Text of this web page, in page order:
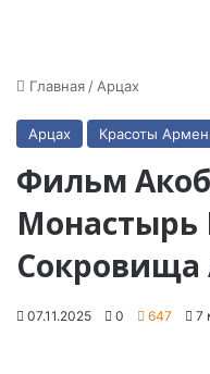
Главная / Арцах
Арцах Красоты
Фильм
Монастырь
Сокровища
07.11.2025 0 647 7